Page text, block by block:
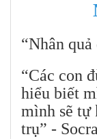
“Nhân
“Các con
hiểu biết
mình sẽ tự
trụ” -